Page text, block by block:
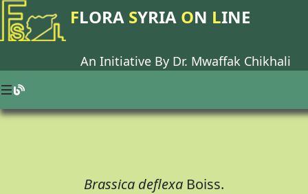
FLORA SYRIA ON LINE
An Initiative By Dr. Mwaffak Chikhali
Brassica deflexa Boiss.